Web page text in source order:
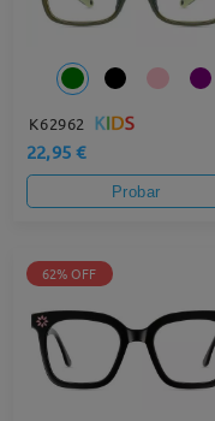
K62962
22,95 €
Probar
62% OFF